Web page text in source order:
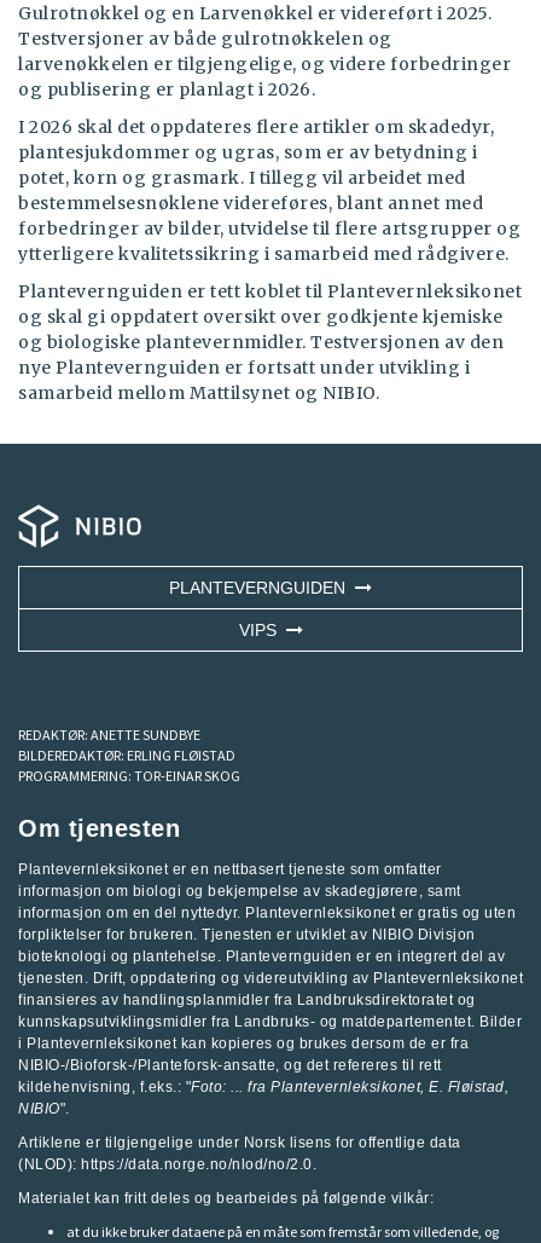
Gulrotnøkkel og en Larvenøkkel er videreført i 2025.
Testversjoner av både gulrotnøkkelen og
larvenøkkelen er tilgjengelige, og videre forbedringer
og publisering er planlagt i 2026.
I 2026 skal det oppdateres flere artikler om skadedyr,
plantesjukdommer og ugras, som er av betydning i
potet, korn og grasmark. I tillegg vil arbeidet med
bestemmelsesnøklene videreføres, blant annet med
forbedringer av bilder, utvidelse til flere artsgrupper og
ytterligere kvalitetssikring i samarbeid med rådgivere.
Plantevernguiden er tett koblet til Plantevernleksikonet
og skal gi oppdatert oversikt over godkjente kjemiske
og biologiske plantevernmidler. Testversjonen av den
nye Plantevernguiden er fortsatt under utvikling i
samarbeid mellom Mattilsynet og NIBIO.
PLANTEVERNGUIDEN
VIPS
REDAKTØR: ANETTE SUNDBYE
BILDEREDAKTØR: ERLING FLØISTAD
PROGRAMMERING: TOR-EINAR SKOG
Om tjenesten
Plantevernleksikonet er en nettbasert tjeneste som omfatter
informasjon om biologi og bekjempelse av skadegjørere, samt
informasjon om en del nyttedyr. Plantevernleksikonet er gratis og uten
forpliktelser for brukeren. Tjenesten er utviklet av NIBIO Divisjon
bioteknologi og plantehelse . Plantevernguiden er en integrert del av
tjenesten. Drift, oppdatering og videreutvikling av Plantevernleksikonet
finansieres av handlingsplanmidler fra Landbruksdirektoratetog
kunnskapsutviklingsmidler fra Landbruks- og matdepartementet. Bilder
i Plantevernleksikonet kan kopieres og brukes dersom de er fra
NIBIO-/Bioforsk-/Planteforsk-ansatte, og det refereres til rett
kildehenvisning, f.eks.: "Foto: ... fra Plantevernleksikonet, E. Fløistad,
NIBIO".
Artiklene er tilgjengelige under Norsk lisens for offentlige data
(NLOD): https://data.norge.no/nlod/no/2.0.
Materialet kan fritt deles og bearbeides på følgende vilkår:
at du ikke bruker dataene på en måte som fremstår som villedende, og